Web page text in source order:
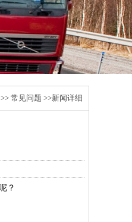
>> 常见问题 >>新闻详细
？